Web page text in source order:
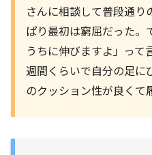
さんに相談して普段通り
ぱり最初は窮屈だった。
うちに伸びますよ」っ
週間くらいで自分の足に
のクッション性が良くて